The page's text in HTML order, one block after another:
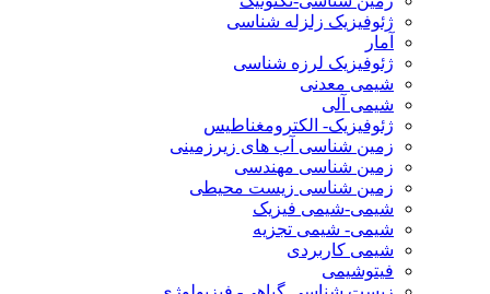
ژئوفیزیک زلزله شناسی
آمار
ژئوفیزیک لرزه شناسی
شیمی معدنی
شیمی آلی
ژئوفیزیک- الکترومغناطیس
زمین شناسی آب های زیرزمینی
زمین شناسی مهندسی
زمین شناسی زیست محیطی
شیمی-شیمی فیزیک
شیمی- شیمی تجزیه
شیمی کاربردی
فیتوشیمی